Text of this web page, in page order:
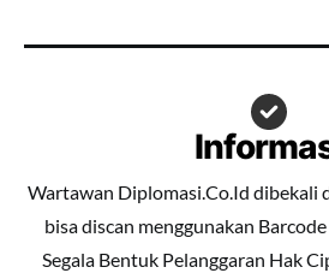
Wartawan Diplomasi.Co.Id dibekali
bisa discan menggunakan
Segala Bentuk Pelanggaran Hak